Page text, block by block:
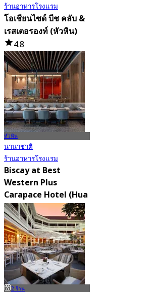
ร้านอาหารโรงแรม
โอเชียนไซด์ บีช คลับ &
เรสเตอรองท์ (หัวหิน)
4.8
1.3K การจอง
จาก฿ 750
หัวหิน
นานาชาติ
ร้านอาหารโรงแรม
Biscay at Best
Western Plus
Carapace Hotel (Hua
Hin)
4.7
79 การจอง
จาก฿ 425
2 ร้าน